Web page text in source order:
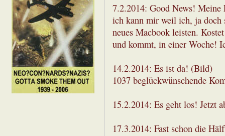
7.2.2014: Good News! Meine
ich kann mir weil ich, ja doch
neues Macbook leisten.
und kommt, in einer Woche!
14.2.2014: Es ist da! (Bild)
1037 beglückwünschende
15.2.2014: Es geht los! Jetzt
17.3.2014: Fast schon die